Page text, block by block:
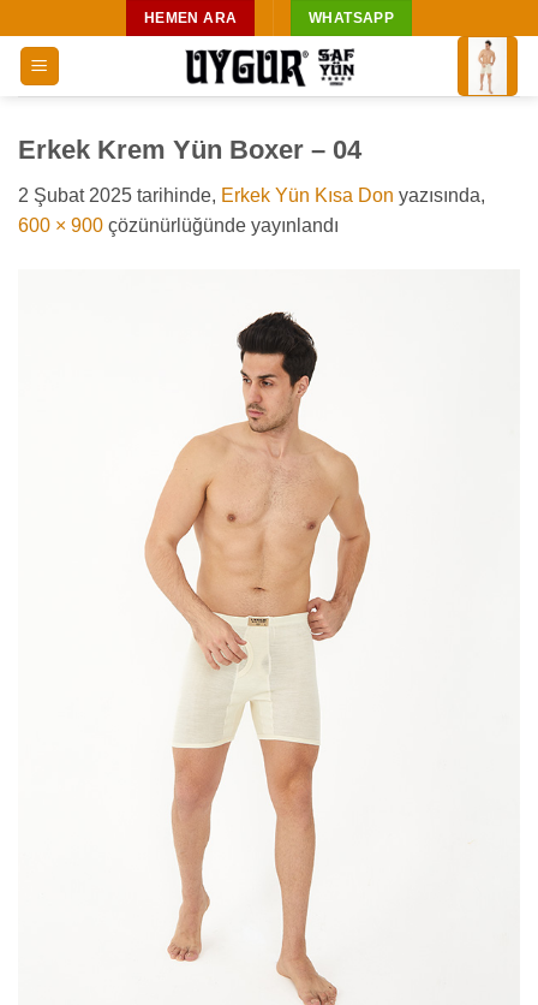
atla
HEMEN ARA WHATSAPP
Erkek Krem Yün Boxer – 04
2 Şubat 2025 tarihinde, Erkek Yün Kısa Don yazısında,
600 × 900 çözünürlüğünde yayınlandı